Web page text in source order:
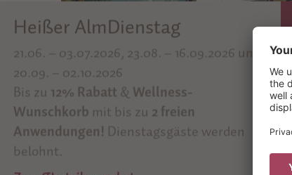
Top Angebote
Herbstzuckerl
04.10. – 08.11.2026
Gratisurlaubstag & Wunschzettel!
bekommen bis zu einem Urlaubstag
unsgeschenktund bis zu2 freie Wünsche
pro Person von unseremWunschzettel.
Zum Vorteilsangebot